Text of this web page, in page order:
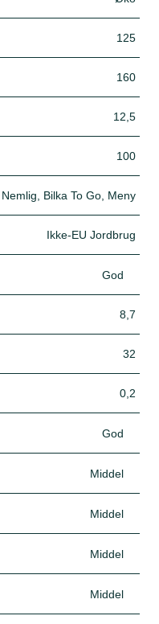
125
160
12,5
100
Nemlig, Bilka To Go, Meny
Ikke-EU Jordbrug
God
8,7
32
0,2
God
Middel
Middel
Middel
Middel